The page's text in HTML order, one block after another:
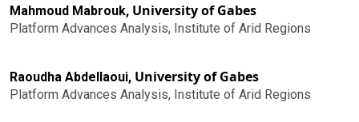
Mahmoud Mabrouk, University of Gabes
Platform Advances Analysis, Institute of Arid Regions
Raoudha Abdellaoui, University of Gabes
Platform Advances Analysis, Institute of Arid Regions